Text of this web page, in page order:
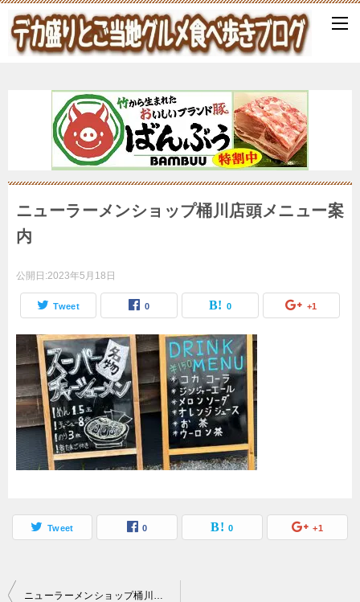
ニューラーメンショップ桶川店頭メニュー案
内
公開日:2023年5月18日
Tweet 0 0 +1
Tweet 0 0 +1
投
ニューラーメンショップ桶川店頭メニュー案内